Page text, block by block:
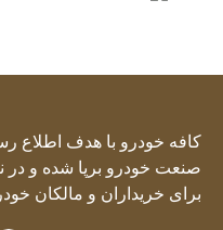
کافه خودرو با هدف اطلاع
صنعت خودرو برپا شده و در
برای خریداران و مالکان